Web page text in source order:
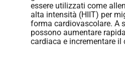
essere utilizzati come
alta intensità (HIIT) per
forma cardiovascolare. A
possono aumentare
cardiaca e incrementare il